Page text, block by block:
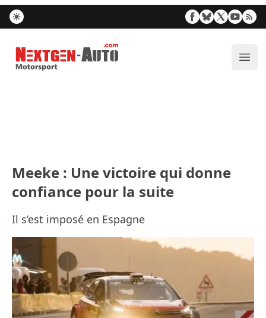
Nextgen-Auto.com
Meeke : Une victoire qui donne
confiance pour la suite
Il s’est imposé en Espagne